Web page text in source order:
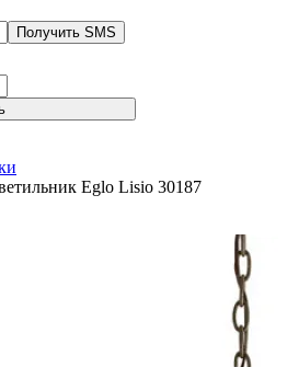
Получить SMS
Eglo Lisio 30187